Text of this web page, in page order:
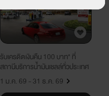
รับเครดิตเงินคืน 100 บาท* ที่
สถานีบริการน้ำมันเชลล์ทั่วประเทศ
1 ม.ค. 69 - 31 ธ.ค. 69